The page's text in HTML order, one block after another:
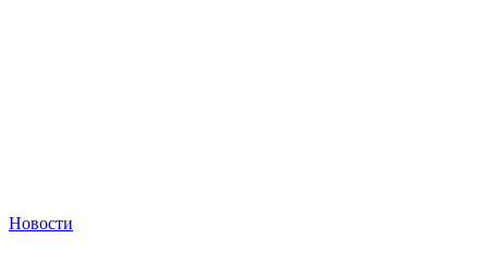
Новости